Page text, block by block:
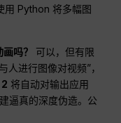
用 Python 将多幅图
吗？
可以，但有限
进行图像对视频”，
将自动对输出应用
逼真的深度伪造。公